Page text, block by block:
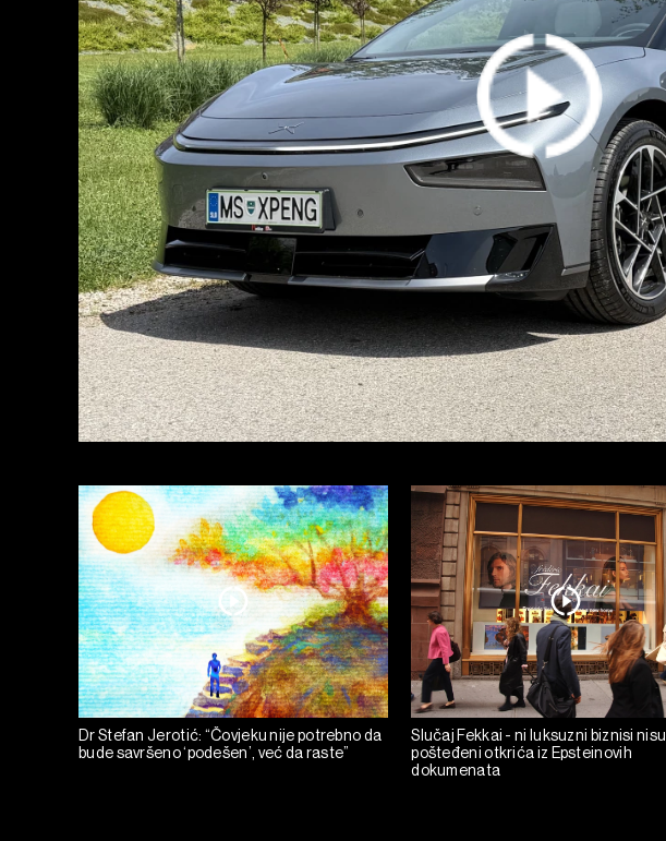
Dr Stefan Jerotić: “Čovjeku nije potrebno da
bude savršeno ‘podešen’, već da raste”
Slučaj Fekkai - ni luksuzni biznisi nisu
pošteđeni otkrića iz Epsteinovih
dokumenata